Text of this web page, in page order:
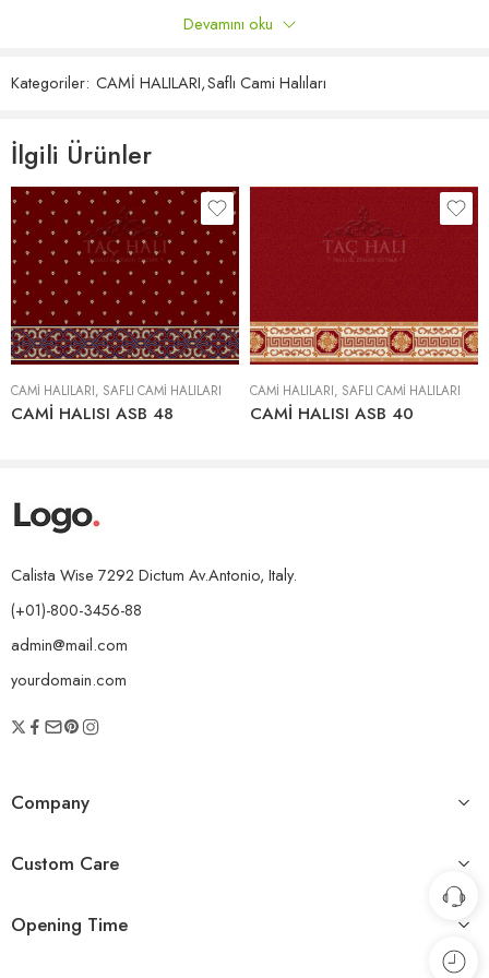
Gerdirme veya Komple Yapıştırma
Yalnızca bu ürünü satın almış oturum açmış müşteriler yorum
Henüz hiç yorum yok.
Devamını oku
Kategoriler: CAMİ HALILARI,Saflı Cami Halıları
İlgili Ürünler
CAMİ HALILARI, SAFLI CAMI HALILARI
CAMİ HALISI ASB 48
CAMİ HALILARI, SAFLI CAMI HALILARI
CAMİ HALISI ASB 40
Calista Wise 7292 Dictum Av.Antonio, Italy.
(+01)-800-3456-88
admin@mail.com
yourdomain.com
Company
Custom Care
Opening Time